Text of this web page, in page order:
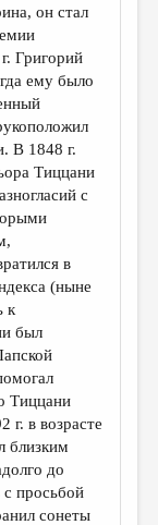
он стал
Григорий
ему было
В 1848 г.
Тиццани
с
в
(ныне
к
был
Тиццани
г. в возрасте
близким
до
с просьбой
сонеты